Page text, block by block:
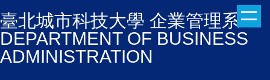
到
主
要
臺北城市科技大學 企業管理系
DEPARTMENT OF BUSINESS
ADMINISTRATION